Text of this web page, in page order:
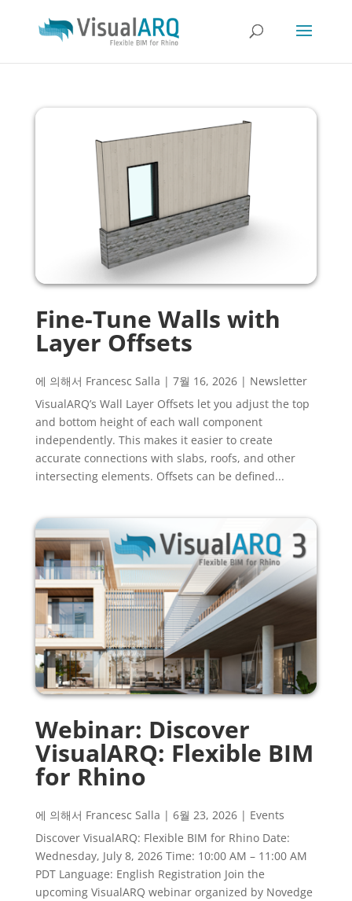
Fine-Tune Walls with
Layer Offsets
에 의해서 Francesc Salla | 7월 16, 2026| Newsletter
VisualARQ’s Wall Layer Offsets let you adjust the top
and bottom height of each wall component
independently. This makes it easier to create
accurate connections with slabs, roofs, and other
intersecting elements. Offsets can be defined...
Webinar: Discover
VisualARQ: Flexible BIM
for Rhino
에 의해서 Francesc Salla | 6월 23, 2026| Events
Discover VisualARQ: Flexible BIM for Rhino Date:
Wednesday, July 8, 2026 Time: 10:00 AM – 11:00 AM
PDT Language: English Registration Join the
upcoming VisualARQ webinar organized by Novedge